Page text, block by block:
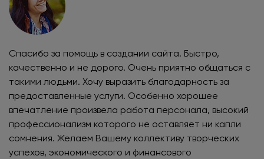
Спасибо за помощь в создании сайта. Быстро,
качественно и не дорого. Очень приятно общаться с
такими людьми. Хочу выразить благодарность за
предоставленные услуги. Особенно хорошее
впечатление произвела работа персонала, высокий
профессионализм которого не оставляет ни капли
сомнения. Желаем Вашему коллективу творческих
успехов, экономического и финансового